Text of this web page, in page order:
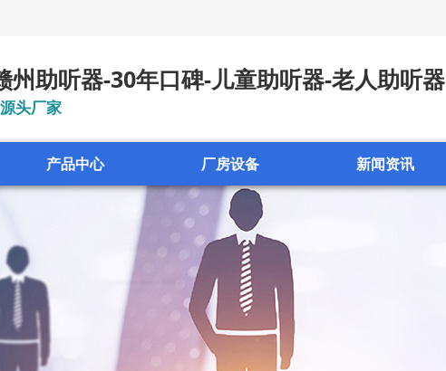
助听器-30年口碑-儿童助听器-老人助听器
头厂家
产品中心 厂房设备 新闻资讯